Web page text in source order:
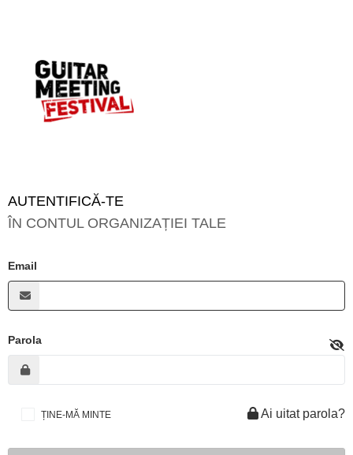
AUTENTIFICĂ-TE
ÎN CONTUL ORGANIZAȚIEI TALE
Email
Parola
ȚINE-MĂ MINTE Ai uitat parola?